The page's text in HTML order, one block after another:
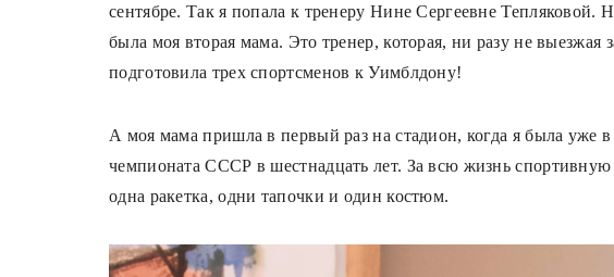
сентябре. Так я попала к тренеру Нине Сергеевне Тепляковой.
была моя вторая мама. Это тренер, которая, ни разу не выезжая
подготовила трех спортсменов к Уимблдону!
А моя мама пришла в первый раз на стадион, когда я была уже
чемпионата СССР в шестнадцать лет. За всю жизнь
одна ракетка, одни тапочки и один костюм.